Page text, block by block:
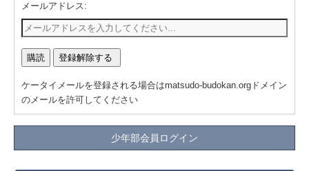
メールアドレス:
ケータイメールを登録される場合はmatsudo-budokan.orgドメイン
のメールを許可してください
少年部会員ログイン